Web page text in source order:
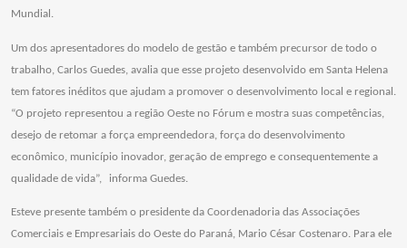
Mundial.
Um dos apresentadores do modelo de gestão e também precursor de todo o
trabalho, Carlos Guedes, avalia que esse projeto desenvolvido em Santa Helena
tem fatores inéditos que ajudam a promover o desenvolvimento local e regional.
“O projeto representou a região Oeste no Fórum e mostra suas competências,
desejo de retomar a força empreendedora, força do desenvolvimento
econômico, município inovador, geração de emprego e consequentemente a
qualidade de vida”,
informa Guedes.
Esteve presente também o presidente da Coordenadoria das Associações
Comerciais e Empresariais do Oeste do Paraná, Mario César Costenaro. Para ele